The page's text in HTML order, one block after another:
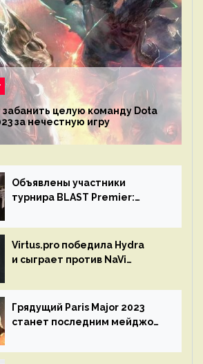
целую команду Dota
за нечестную игру
Объявлены участники
турнира BLAST Premier:
Virtus.pro победила Hydra
и сыграет против NaVi
Грядущий Paris Major 2023
станет последним мейджор-